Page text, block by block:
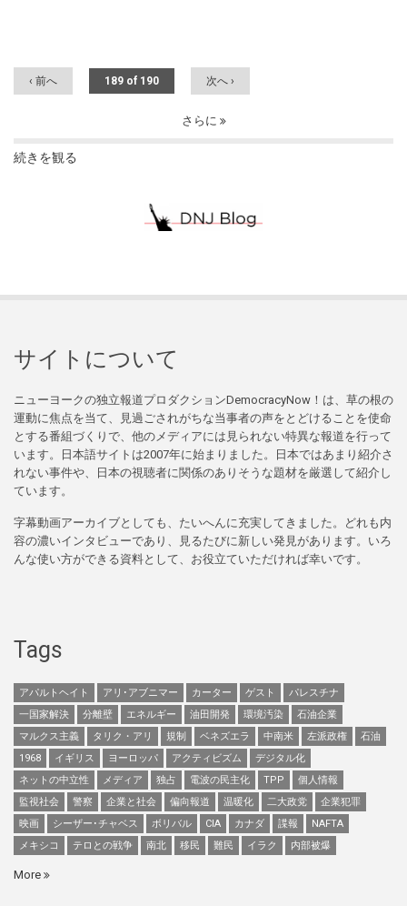
‹ 前へ 189 of 190 次へ ›
さらに
続きを観る
サイトについて
ニューヨークの独立報道プロダクションDemocracyNow！は、草の根の
運動に焦点を当て、見過ごされがちな当事者の声をとどけることを使命
とする番組づくりで、他のメディアには見られない特異な報道を行って
います。日本語サイトは2007年に始まりました。日本ではあまり紹介さ
れない事件や、日本の視聴者に関係のありそうな題材を厳選して紹介し
ています。
字幕動画アーカイブとしても、たいへんに充実してきました。どれも内
容の濃いインタビューであり、見るたびに新しい発見があります。いろ
んな使い方ができる資料として、お役立ていただければ幸いです。
Tags
アパルトヘイト アリ･アブニマー カーター ゲスト
パレスチナ
一国家解決
分離壁 エネルギー 油田開発 環境汚染
石油企業
マルクス主義
タリク・アリ 規制 ベネズエラ 中南米 左派政権
石油
1968
イギリス ヨーロッパ アクティビズム
デジタル化
ネットの中立性
メディア 独占 電波の民主化 TPP
個人情報
監視社会
警察 企業と社会 偏向報道 温暖化 二大政党
企業犯罪
映画
シーザー･チャベス ボリバル CIA カナダ 諜報
NAFTA
メキシコ
テロとの戦争 南北 移民 難民 イラク 内部被爆
More